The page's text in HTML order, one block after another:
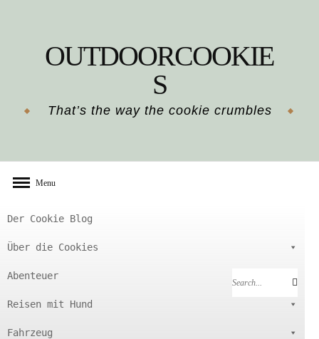
OUTDOORCOOKIE
S
That’s the way the cookie crumbles
Menu
Der Cookie Blog
Über die Cookies
Abenteuer
Reisen mit Hund
Fahrzeug
Search
Search